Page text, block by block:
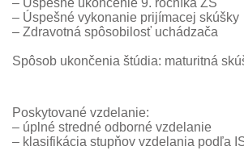
– Úspešné ukončenie 9. ročníka ZŠ
– Úspešné vykonanie prijímacej skúšky
– Zdravotná spôsobilosť uchádzača
Spôsob ukončenia štúdia: maturitná
Poskytované vzdelanie:
– úplné stredné odborné vzdelanie
– klasifikácia stupňov vzdelania podľa